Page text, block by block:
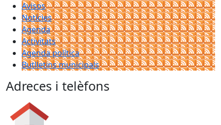
Avisos
Notícies
Agenda
Activitats
Agenda política
Butlletins municipals
Adreces i telèfons